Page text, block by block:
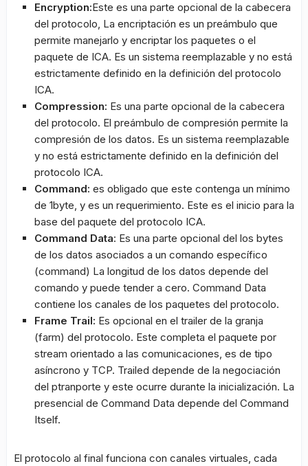
Encryption:Este es una parte opcional de la cabecera
del protocolo, La encriptación es un preámbulo que
permite manejarlo y encriptar los paquetes o el
paquete de ICA. Es un sistema reemplazable y no está
estrictamente definido en la definición del protocolo
ICA.
Compression: Es una parte opcional de la cabecera
del protocolo. El preámbulo de compresión permite la
compresión de los datos. Es un sistema reemplazable
y no está estrictamente definido en la definición del
protocolo ICA.
Command: es obligado que este contenga un mínimo
de 1byte, y es un requerimiento. Este es el inicio para la
base del paquete del protocolo ICA.
Command Data: Es una parte opcional del los bytes
de los datos asociados a un comando específico
(command) La longitud de los datos depende del
comando y puede tender a cero. Command Data
contiene los canales de los paquetes del protocolo.
Frame Trail: Es opcional en el trailer de la granja
(farm) del protocolo. Este completa el paquete por
stream orientado a las comunicaciones, es de tipo
asíncrono y TCP. Trailed depende de la negociación
del ptranporte y este ocurre durante la inicialización. La
presencial de Command Data depende del Command
Itself.
El protocolo al final funciona con canales virtuales, cada